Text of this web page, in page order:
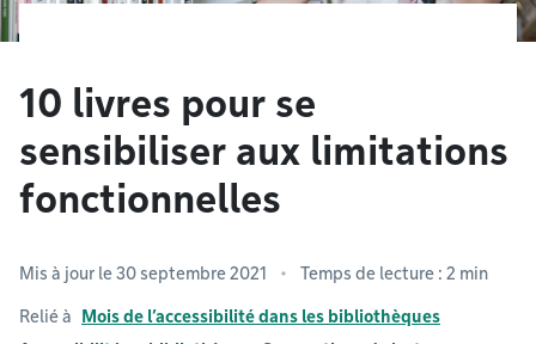
10 livres pour se
sensibiliser aux limitations
fonctionnelles
Mis à jour le 30 septembre 2021 Temps de lecture : 2 min
Relié à
Mois de l’accessibilité dans les bibliothèques